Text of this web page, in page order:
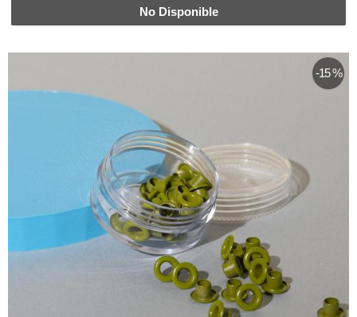
No Disponible
-15 %